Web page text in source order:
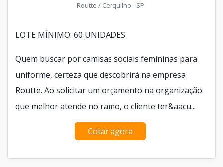
Routte / Cerquilho - SP
LOTE MÍNIMO: 60 UNIDADES
Quem buscar por camisas sociais femininas para
uniforme, certeza que descobrirá na empresa
Routte. Ao solicitar um orçamento na organização
que melhor atende no ramo, o cliente ter&aacu...
Cotar agora